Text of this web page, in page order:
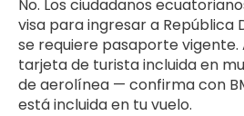
No. Los ciudadanos
visa para ingresar a República
se requiere pasaporte vigente.
tarjeta de turista incluida en
de aerolínea — confirma con
está incluida en tu vuelo.